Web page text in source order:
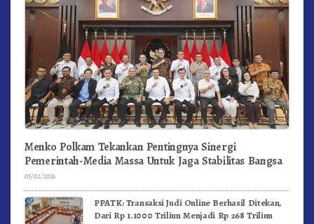
Menko Polkam Tekankan Pentingnya Sinergi
Pemerintah-Media Massa Untuk Jaga Stabilitas Bangsa
05/02/2026
PPATK: Transaksi Judi Online Berhasil Ditekan,
Dari Rp 1.1000 Triliun Menjadi Rp 268 Triliun